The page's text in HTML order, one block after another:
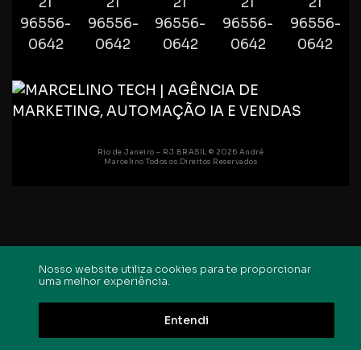
Nosso website utiliza cookies para te proporcionar
uma melhor experiência.
Entendi
Rio de Janeiro – RJ BRASIL © 2026 André
Marcelino Todos os Direitos Reservados